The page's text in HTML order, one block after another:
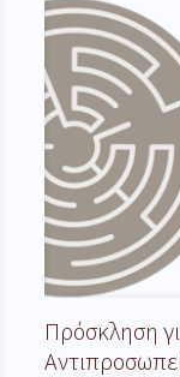
Πρόσκληση